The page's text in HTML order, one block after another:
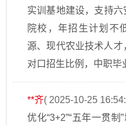
实训基地建设‌，支持
院校，年招生计划不
源、现代农业技术人
对口招生比例，中职毕
**齐( 2025-10-25
优化“3+2”“五年一贯